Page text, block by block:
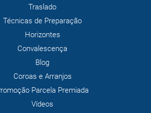
Traslado
Técnicas de Preparação
Horizontes
Convalescença
Blog
Coroas e Arranjos
Parcela Premiada
Vídeos